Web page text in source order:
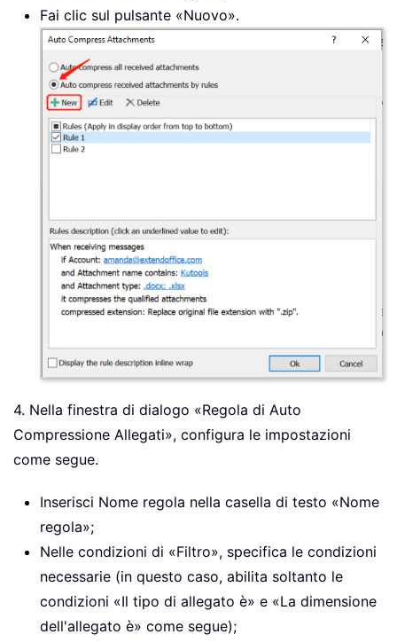
Fai clic sul pulsante «Nuovo».
4. Nella finestra di dialogo «Regola di Auto
Compressione Allegati», configura le impostazioni
come segue.
Inserisci Nome regola nella casella di testo «Nome
regola»;
Nelle condizioni di «Filtro», specifica le condizioni
necessarie (in questo caso, abilita soltanto le
condizioni «Il tipo di allegato è» e «La dimensione
dell'allegato è» come segue);